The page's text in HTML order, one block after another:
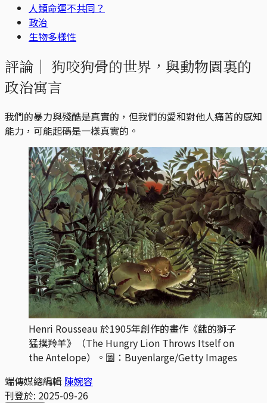
人類命運不共同？
政治
生物多樣性
評論｜ 狗咬狗骨的世界，與動物園裏的
政治寓言
我們的暴力與殘酷是真實的，但我們的愛和對他人痛苦的感知
能力，可能起碼是一樣真實的。
Henri Rousseau 於1905年創作的畫作《餓的獅子
猛撲羚羊》（The Hungry Lion Throws Itself on
the Antelope）。圖：Buyenlarge/Getty Images
端傳媒總編輯 陳婉容
刊登於: 2025-09-26